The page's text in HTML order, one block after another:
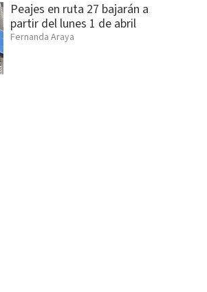
Peajes en ruta 27 bajarán a
partir del lunes 1 de abril
Fernanda Araya